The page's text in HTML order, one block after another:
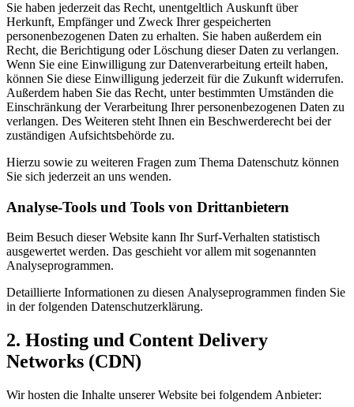
Sie haben jederzeit das Recht, unentgeltlich Auskunft über
Herkunft, Empfänger und Zweck Ihrer gespeicherten
personenbezogenen Daten zu erhalten. Sie haben außerdem ein
Recht, die Berichtigung oder Löschung dieser Daten zu verlangen.
Wenn Sie eine Einwilligung zur Datenverarbeitung erteilt haben,
können Sie diese Einwilligung jederzeit für die Zukunft widerrufen.
Außerdem haben Sie das Recht, unter bestimmten Umständen die
Einschränkung der Verarbeitung Ihrer personenbezogenen Daten zu
verlangen. Des Weiteren steht Ihnen ein Beschwerderecht bei der
zuständigen Aufsichtsbehörde zu.
Hierzu sowie zu weiteren Fragen zum Thema Datenschutz können
Sie sich jederzeit an uns wenden.
Analyse-Tools und Tools von Dritt­anbietern
Beim Besuch dieser Website kann Ihr Surf-Verhalten statistisch
ausgewertet werden. Das geschieht vor allem mit sogenannten
Analyseprogrammen.
Detaillierte Informationen zu diesen Analyseprogrammen finden Sie
in der folgenden Datenschutzerklärung.
2. Hosting und Content Delivery
Networks (CDN)
Wir hosten die Inhalte unserer Website bei folgendem Anbieter: